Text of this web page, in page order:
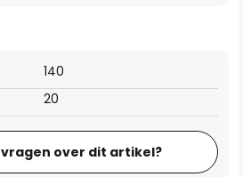
140
20
vragen over dit artikel?